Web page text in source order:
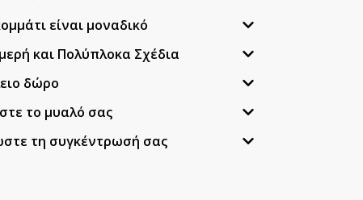
είναι μοναδικό
και Πολύπλοκα Σχέδια
δώρο
το μυαλό σας
τη συγκέντρωσή σας